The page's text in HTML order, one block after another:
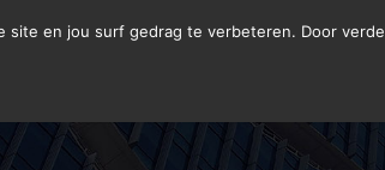
site en jou surf gedrag te verbeteren. Door